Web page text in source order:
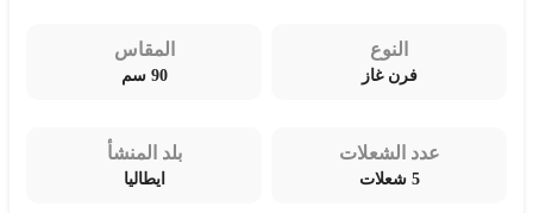
النوع
فرن غاز
المقاس
90 سم
عدد الشعلات
5 شعلات
بلد المنشأ
ايطاليا